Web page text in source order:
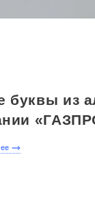
буквы из